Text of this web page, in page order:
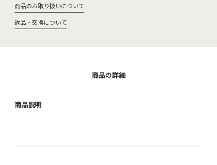
商品のお取り扱いについて
返品・交換について
商品の詳細
商品説明